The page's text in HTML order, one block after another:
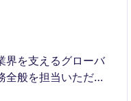
界を支えるグローバ
全般を担当いただく